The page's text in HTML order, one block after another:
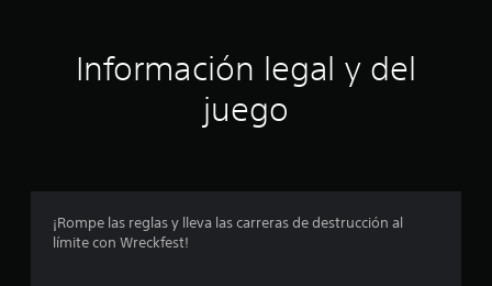
ó
r
o
Información legal y del
juego
¡Rompe las reglas y lleva las carreras de destrucción al
límite con Wreckfest!